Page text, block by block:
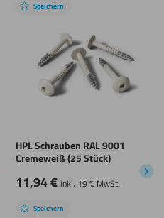
Speichern
HPL Schrauben RAL 9001
Cremeweiß (25 Stück)
11,94€ inkl. 19 % MwSt.
Speichern